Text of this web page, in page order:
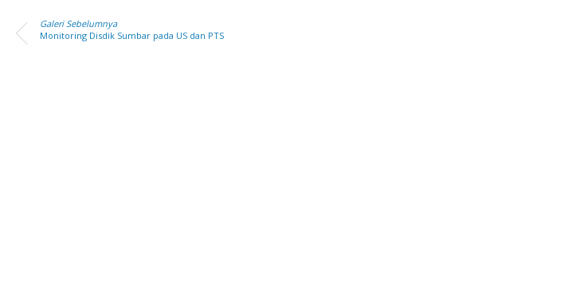
Galeri Sebelumnya
Monitoring Disdik Sumbar pada US dan PTS